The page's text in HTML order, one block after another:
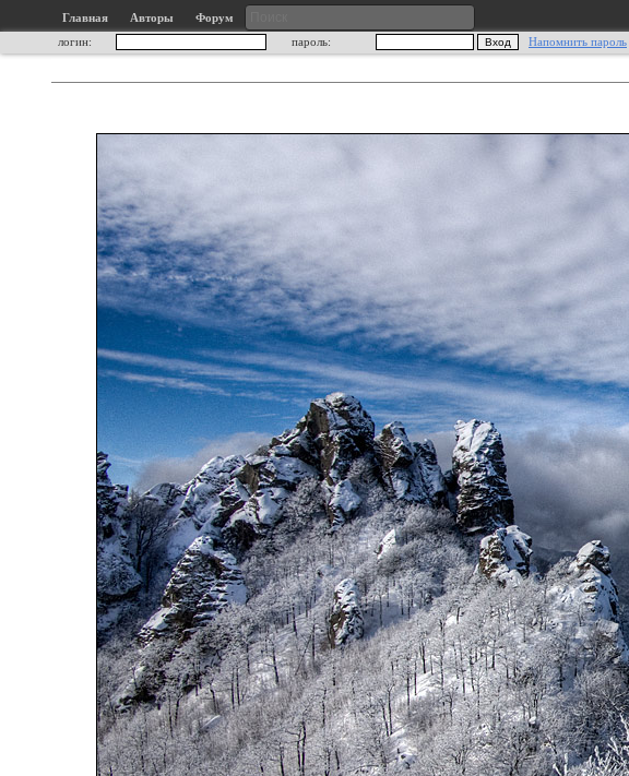
Главная Авторы
Форум
логин:
пароль: Напомнить пароль